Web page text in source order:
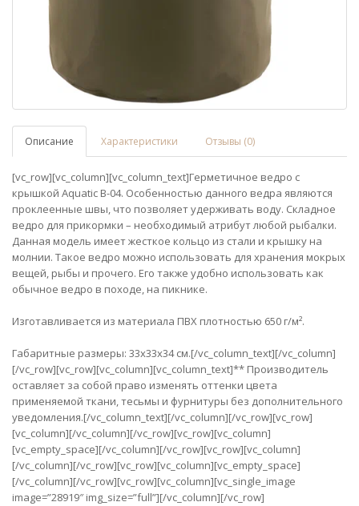
Описание Характеристики Отзывы (0)
[vc_row][vc_column][vc_column_text]Герметичное ведро с
крышкой Aquatic В-04. Особенностью данного ведра являются
проклеенные швы, что позволяет удерживать воду. Складное
ведро для прикормки – необходимый атрибут любой рыбалки.
Данная модель имеет жесткое кольцо из стали и крышку на
молнии. Такое ведро можно использовать для хранения мокрых
вещей, рыбы и прочего. Его также удобно использовать как
обычное ведро в походе, на пикнике.
Изготавливается из материала ПВХ плотностью 650 г/м².
Габаритные размеры: 33х33х34 см.[/vc_column_text][/vc_column]
[/vc_row][vc_row][vc_column][vc_column_text]** Производитель
оставляет за собой право изменять оттенки цвета
применяемой ткани, тесьмы и фурнитуры без дополнительного
уведомления.[/vc_column_text][/vc_column][/vc_row][vc_row]
[vc_column][/vc_column][/vc_row][vc_row][vc_column]
[vc_empty_space][/vc_column][/vc_row][vc_row][vc_column]
[/vc_column][/vc_row][vc_row][vc_column][vc_empty_space]
[/vc_column][/vc_row][vc_row][vc_column][vc_single_image
image=”28919″ img_size=”full”][/vc_column][/vc_row]